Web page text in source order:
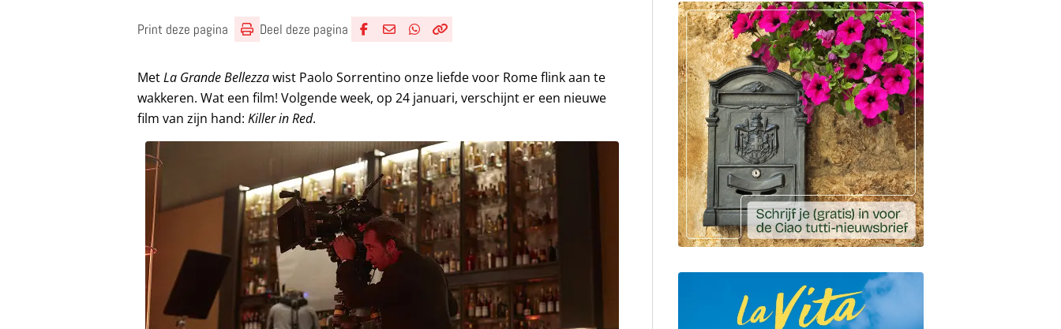
Print deze pagina
Deel deze pagina
MetLa Grande Bellezzawist Paolo Sorrentino onze liefde voor Rome flink aan te
wakkeren. Wat een film! Volgende week, op 24 januari, verschijnt er een nieuwe
film van zijn hand:Killer in Red.